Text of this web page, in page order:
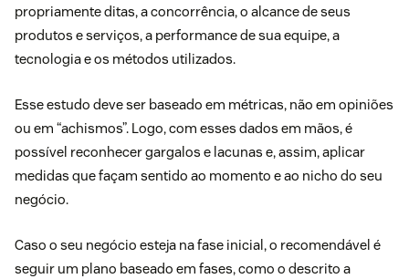
propriamente ditas, a concorrência, o alcance de seus
produtos e serviços, a performance de sua equipe, a
tecnologia e os métodos utilizados.
Esse estudo deve ser baseado em métricas, não em opiniões
ou em “achismos”. Logo, com esses dados em mãos, é
possível reconhecer gargalos e lacunas e, assim, aplicar
medidas que façam sentido ao momento e ao nicho do seu
negócio.
Caso o seu negócio esteja na fase inicial, o recomendável é
seguir um plano baseado em fases, como o descrito a